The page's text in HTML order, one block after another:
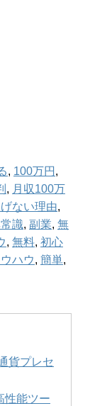
, 100万円 ,
, 月収100万
ない理由,
識, 副業, 無
, 無料, 初心
ハウ, 簡単,
貨プレセ
性能ツー